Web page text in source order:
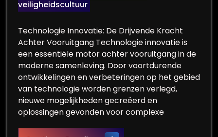
veiligheidscultuur
Technologie Innovatie: De Drijvende Kracht
Achter Vooruitgang Technologie innovatie is
een essentiële motor achter vooruitgang in de
moderne samenleving. Door voortdurende
ontwikkelingen en verbeteringen op het gebied
van technologie worden grenzen verlegd,
nieuwe mogelijkheden gecreëerd en
oplossingen gevonden voor complexe